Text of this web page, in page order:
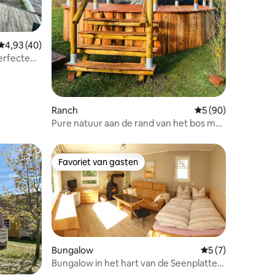
beoordeling van 4,93 uit 5, 40 recensies
4,93 (40)
Ranch Gemiddelde
5 (90)
Pure natuur aan de rand van het bos met
Favoriet van gasten
Favoriet van gasten
Bungalow Gemiddelde
5 (7)
Bungalow in het hart van de Seenplatte